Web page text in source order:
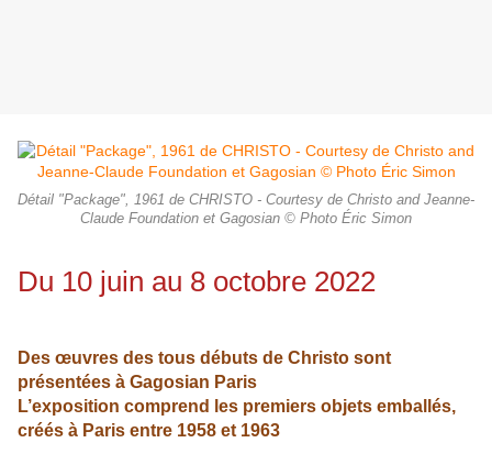
Détail "Package", 1961 de CHRISTO - Courtesy de Christo and Jeanne-
Claude Foundation et Gagosian © Photo Éric Simon
Du 10 juin au 8 octobre 2022
Des œuvres des tous débuts de Christo sont
présentées à Gagosian Paris
L’exposition comprend les premiers objets emballés,
créés à Paris entre 1958 et 1963